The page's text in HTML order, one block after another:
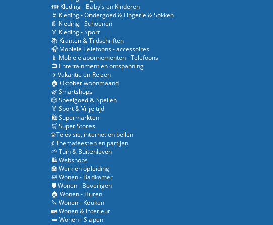
👪 Kleding - Baby's en Kinderen
👙 Kleding - Ondergoed & Lingerie & Sokken
👢 Kleding - Schoenen
🏅 Kleding - Sport
📚 Kranten & Tijdschriften
🎧 Mobiele Telefoons - accessoires
📱 Mobiele abonnementen - Telefoons
📺 Entertainment en ontspanning
✈️ Vakantie en Reizen
🏠 Oktober woonmaand
🌿 Smartshops
🎲 Speelgoed & Spellen
🏅 Sport & Vrije tijd
🛍️ Supermarkten
🛒 Super Stores
🌐 Televisie, internet en bellen
💃 Themafeesten en partijen
🌱 Tuin & Buitenleven
🛍️ Webshops
🏫 Werk en opleiding
🛀 Wonen - Badkamer
🛡️ Wonen - Beveiligen
🏠 Wonen - Huren
🔪 Wonen - Keuken
🏡 Wonen & Interieur
🛏️ Wonen - Slapen